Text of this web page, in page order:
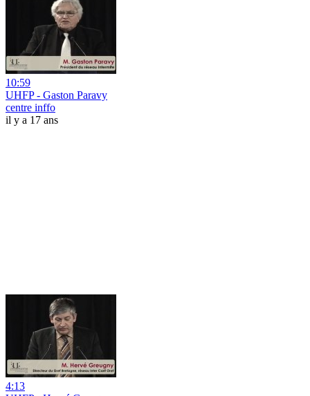
10:59
UHFP - Gaston Paravy
centre inffo
il y a 17 ans
4:13